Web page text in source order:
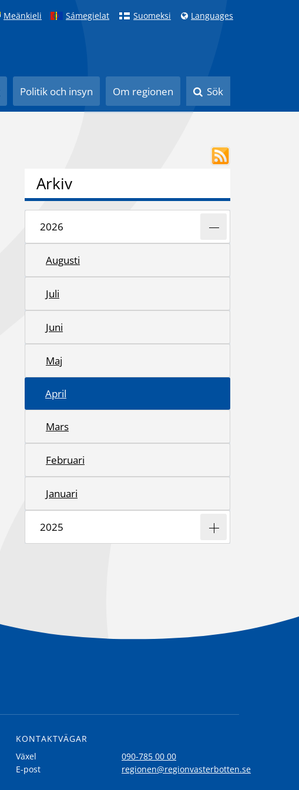
Meänkieli Sámegielat Suomeksi Languages
Politik och insyn Om regionen Sök
Arkiv
2026
Augusti
Juli
Juni
Maj
April
Mars
Februari
Januari
2025
KONTAKTVÄGAR
Växel
090-785 00 00
E-post
regionen@regionvasterbotten.se